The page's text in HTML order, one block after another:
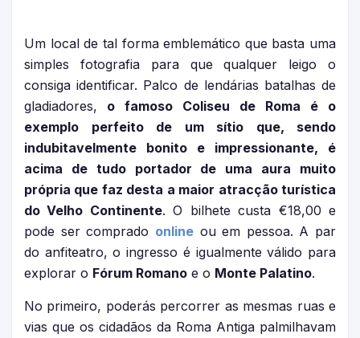
Um local de tal forma emblemático que basta uma
simples fotografia para que qualquer leigo o
consiga identificar. Palco de lendárias batalhas de
gladiadores, o famoso Coliseu de Roma é o
exemplo perfeito de um sítio que, sendo
indubitavelmente bonito e impressionante, é
acima de tudo portador de uma aura muito
própria que faz desta a maior atracção turística
do Velho Continente. O bilhete custa €18,00 e
pode ser comprado onlineou em pessoa. A par
do anfiteatro, o ingresso é igualmente válido para
explorar o Fórum Romano e o Monte Palatino.
No primeiro, poderás percorrer as mesmas ruas e
vias que os cidadãos da Roma Antiga palmilhavam